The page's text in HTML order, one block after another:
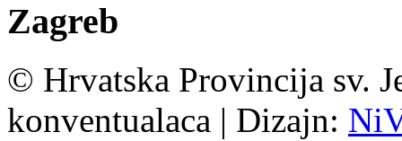
Zagreb
© Hrvatska Provincija sv.
konventualaca | Dizajn: